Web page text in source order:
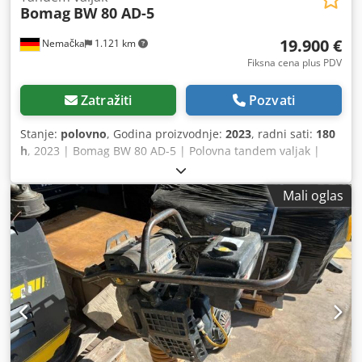
Nemačka 1.121 km
Bomag BW 80 AD-5
19.900 €
Fiksna cena plus PDV
Zatražiti Pozvati
Stanje: polovno, Godina proizvodnje: 2023, radni sati: 180
h, 2023 | Bomag BW 80 AD-5 | Polovna tandem valjak |
180 radnih sati 📍Lokacija: Nemačka 🚛 Dostava dostupna
do vaše destinacije – Koristite naš kalkulator isporuke da
procenite troškove transporta! 💰 Kupite odmah za 19.900
EUR ili ponudite svoju cenu. Plaćanje pri isporuci moguće
uz pristupačnu naknadu (podložno odobrenju)* 👷‍♂️
Inspekciju obavio nezavisni ekspert 41 inspekciona tačka,
41 odobreno ✅ 0 nedostataka ℹ️ 0 troškova ⚠️ 📌 Komentar
inspektora: Mašina izgleda skoro kao nova sa malo radnih
sati. Nema problema. 📄 Želite da vidite kompletnu
inspekciju, dodatne fotografije ili video? Savet: Referenca
„37599 Equippo” se često koristi pri pretrazi dodatnih
detalja na internetu. Dcjdpfjydr Awsx Ai Ujk 💡 Zašto se ova
Mali oglas